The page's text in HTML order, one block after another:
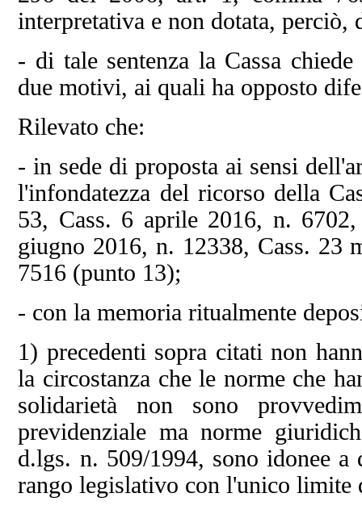
interpretativa e non dotata, perciò,
- di tale sentenza la Cassa
due motivi, ai quali ha opposto
Rilevato che:
- in sede di proposta ai sensi
l'infondatezza del ricorso della
53, Cass. 6 aprile 2016, n.
giugno 2016, n. 12338, Cass. 23
7516 (punto 13);
- con la memoria ritualmente
1) precedenti sopra citati non
la circostanza che le norme che
solidarietà non sono
previdenziale ma norme
d.lgs. n. 509/1994, sono idonee a
rango legislativo con l'unico limite